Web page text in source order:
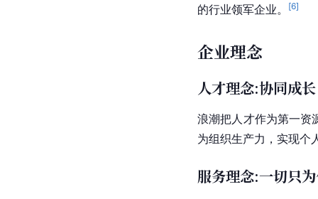
的行业领军企业。
[6]
企业理念
人才理念:协同成
浪潮把人才作为第一资
为组织生产力，实现个
服务理念:一切只